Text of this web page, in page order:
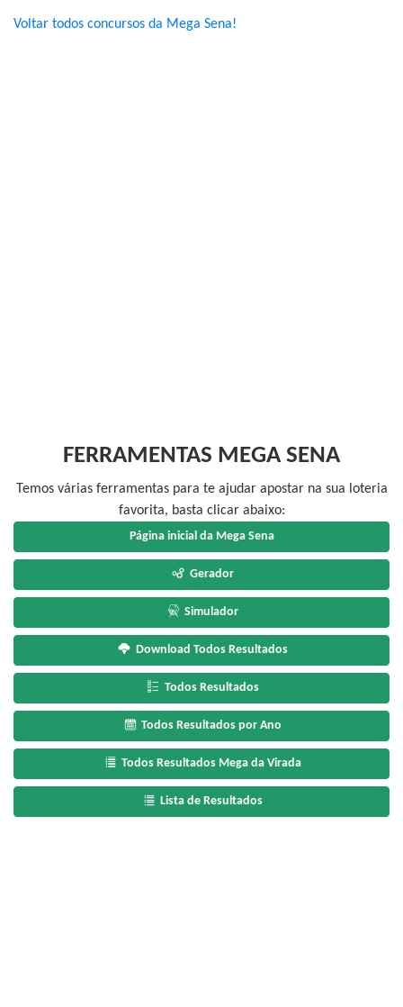
Voltar todos concursos da Mega Sena!
FERRAMENTAS MEGA SENA
Temos várias ferramentas para te ajudar apostar na sua loteria
favorita, basta clicar abaixo:
Página inicial da Mega Sena
Gerador
Simulador
Download Todos Resultados
Todos Resultados
Todos Resultados por Ano
Todos Resultados Mega da Virada
Lista de Resultados